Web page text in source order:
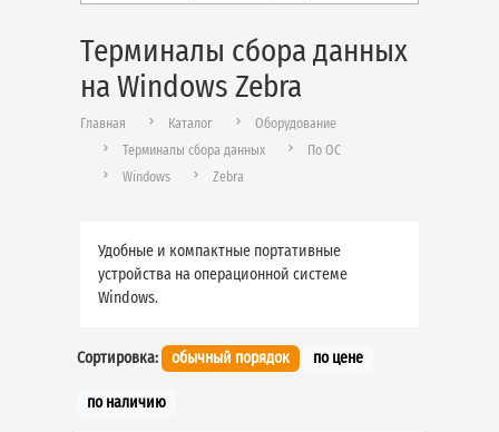
Терминалы сбора данных
на Windows Zebra
Главная Каталог
Оборудование
Терминалы сбора данных
По ОС
Windows
Zebra
Удобные и компактные портативные
устройства на операционной системе
Windows.
Сортировка: обычный порядок по цене
по наличию